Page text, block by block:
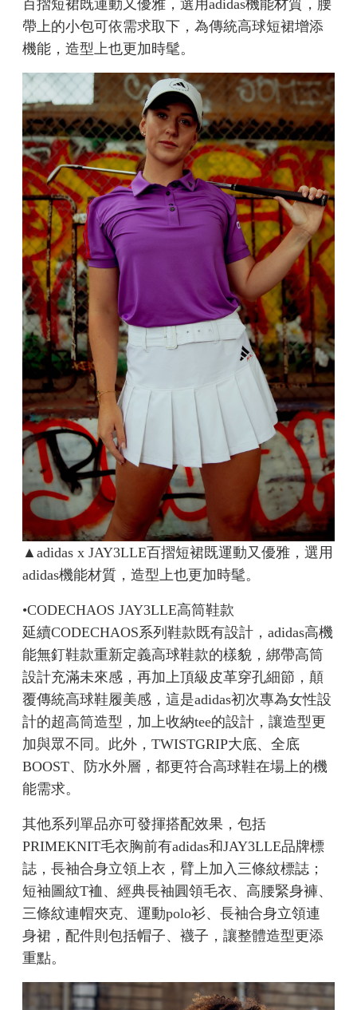
百摺短裙既運動又優雅，選用adidas機能材質，腰
帶上的小包可依需求取下，為傳統高球短裙增添
機能，造型上也更加時髦。
▲adidas x JAY3LLE百摺短裙既運動又優雅，選用
adidas機能材質，造型上也更加時髦。
•CODECHAOS JAY3LLE高筒鞋款
延續CODECHAOS系列鞋款既有設計，adidas高機
能無釘鞋款重新定義高球鞋款的樣貌，綁帶高筒
設計充滿未來感，再加上頂級皮革穿孔細節，顛
覆傳統高球鞋履美感，這是adidas初次專為女性設
計的超高筒造型，加上收納tee的設計，讓造型更
加與眾不同。此外，TWISTGRIP大底、全底
BOOST、防水外層，都更符合高球鞋在場上的機
能需求。
其他系列單品亦可發揮搭配效果，包括
PRIMEKNIT毛衣胸前有adidas和JAY3LLE品牌標
誌，長袖合身立領上衣，臂上加入三條紋標誌；
短袖圖紋T裇、經典長袖圓領毛衣、高腰緊身褲、
三條紋連帽夾克、運動polo衫、長袖合身立領連
身裙，配件則包括帽子、襪子，讓整體造型更添
重點。